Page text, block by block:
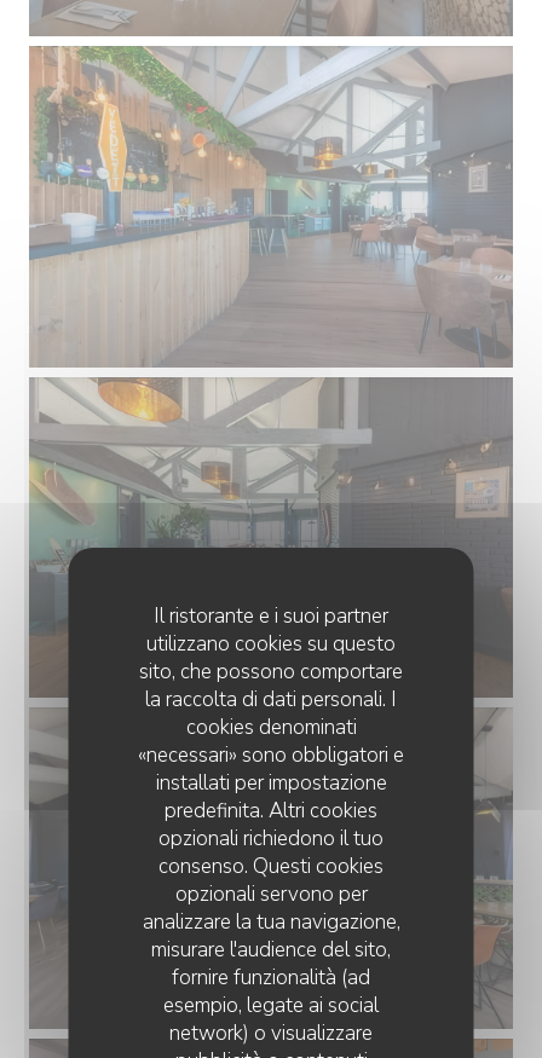
Il ristorante e i suoi partner
utilizzano cookies su questo
sito, che possono comportare
la raccolta di dati personali. I
cookies denominati
«necessari» sono obbligatori e
installati per impostazione
predefinita. Altri cookies
opzionali richiedono il tuo
consenso. Questi cookies
opzionali servono per
analizzare la tua navigazione,
misurare l'audience del sito,
fornire funzionalità (ad
esempio, legate ai social
network) o visualizzare